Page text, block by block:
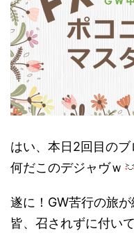
はい、本日2回目のブ
何だこのデジャヴｗ
遂に！GW苦行の旅が
皆、召されずに付い